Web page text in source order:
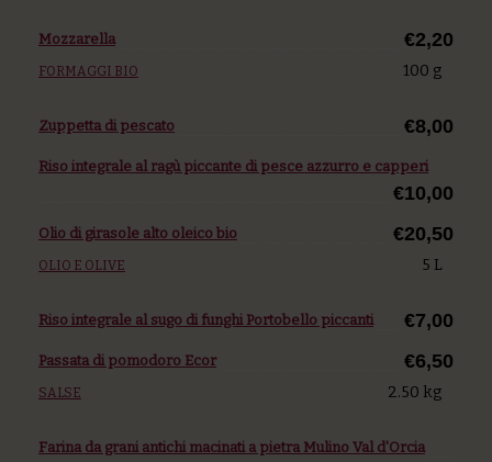
Mozzarella €2,20
100 g
FORMAGGI BIO
Zuppetta di pescato €8,00
Riso integrale al ragù piccante di pesce azzurro e capperi
€10,00
Olio di girasole alto oleico bio €20,50
5 L
OLIO E OLIVE
Riso integrale al sugo di funghi Portobello piccanti €7,00
Passata di pomodoro Ecor €6,50
2.50 kg
SALSE
Farina da grani antichi macinati a pietra Mulino Val d'Orcia